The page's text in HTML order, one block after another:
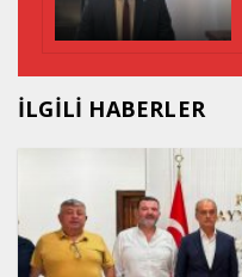
İLGİLİ HABERLER